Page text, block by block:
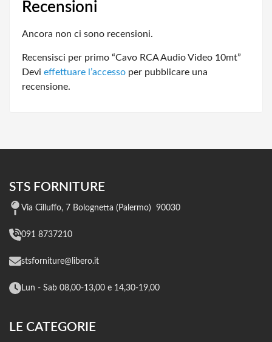
Recensioni
Ancora non ci sono recensioni.
Recensisci per primo “Cavo RCA Audio Video 10mt”
Devi effettuare l’accesso per pubblicare una
recensione.
STS FORNITURE
Via Cilluffo, 7 Bolognetta (Palermo) 90030
091 8737210
stsforniture@libero.it
Lun - Sab 08,00-13,00 e 14,30-19,00
LE CATEGORIE